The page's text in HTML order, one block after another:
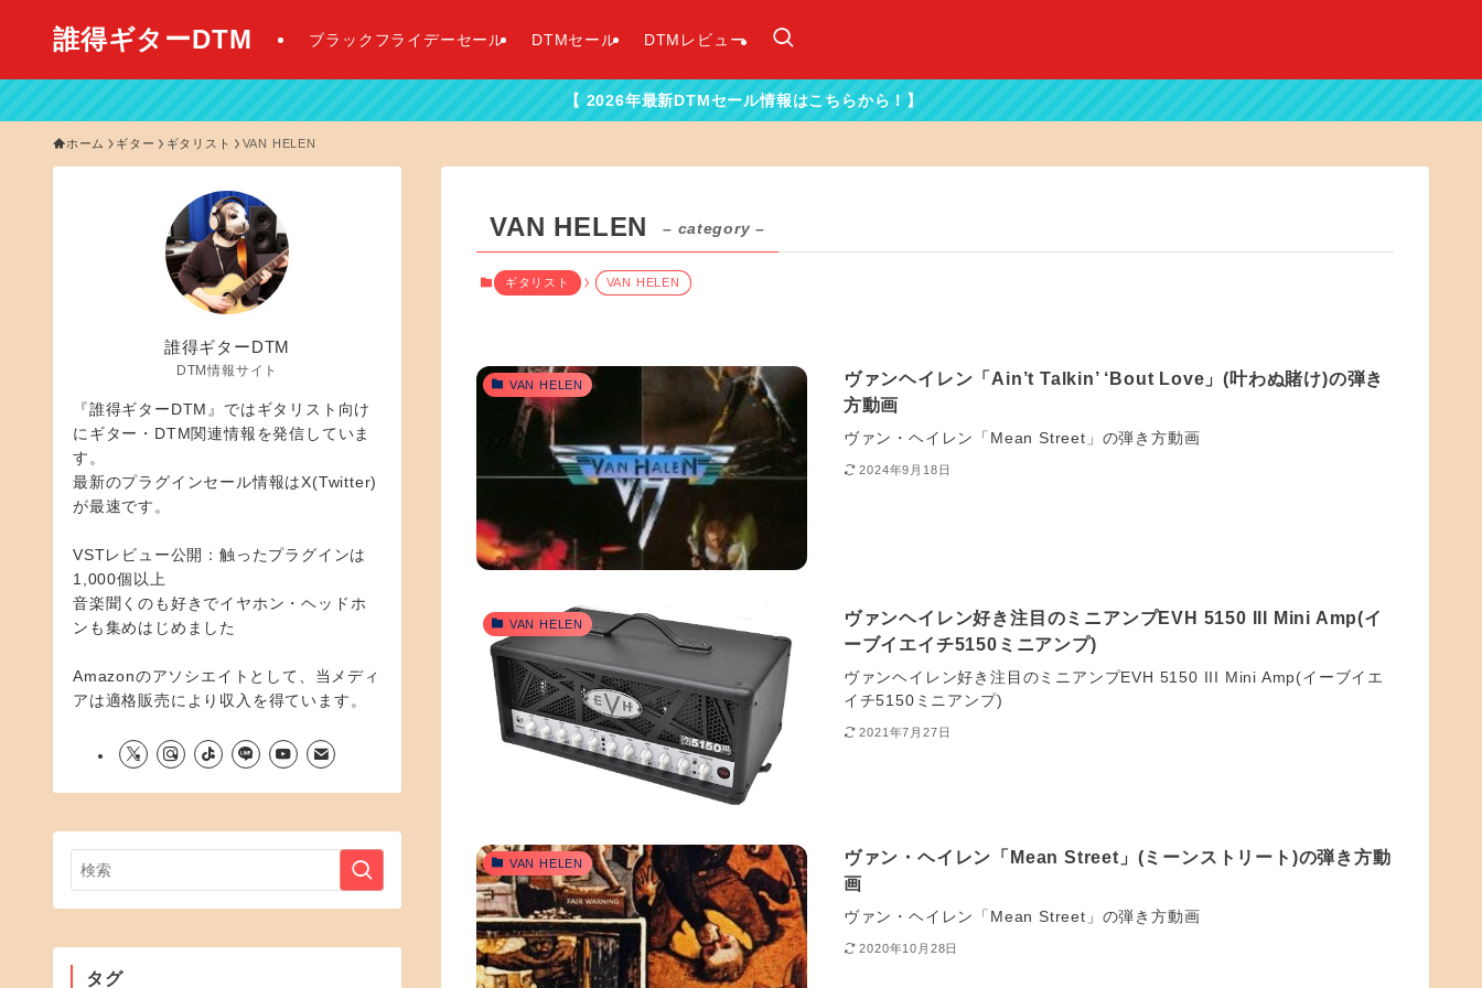
誰得ギターDTM ブラックフライデーセール DTMセール DTMレビュー
【 2026年最新DTMセール情報はこちらから！】
ホーム ギター ギタリスト VAN HELEN
VAN HELEN – category –
ギタリスト VAN HELEN
VAN HELEN
ヴァンヘイレン「Ain’t Talkin’ ‘Bout Love」(叶わぬ賭け)の弾き
方動画
ヴァン・ヘイレン「Mean Street」の弾き方動画
2024年9月18日
VAN HELEN
ヴァンヘイレン好き注目のミニアンプEVH 5150 III Mini Amp(イ
ーブイエイチ5150ミニアンプ)
ヴァンヘイレン好き注目のミニアンプEVH 5150 III Mini Amp(イーブイエ
イチ5150ミニアンプ)
2021年7月27日
VAN HELEN
ヴァン・ヘイレン「Mean Street」(ミーンストリート)の弾き方動
画
ヴァン・ヘイレン「Mean Street」の弾き方動画
2020年10月28日
誰得ギターDTM
DTM情報サイト
『誰得ギターDTM』ではギタリスト向け
にギター・DTM関連情報を発信していま
す。
最新のプラグインセール情報はX(Twitter)
が最速です。
VSTレビュー公開：触ったプラグインは
1,000個以上
音楽聞くのも好きでイヤホン・ヘッドホ
ンも集めはじめました
Amazonのアソシエイトとして、当メディ
アは適格販売により収入を得ています。
タグ